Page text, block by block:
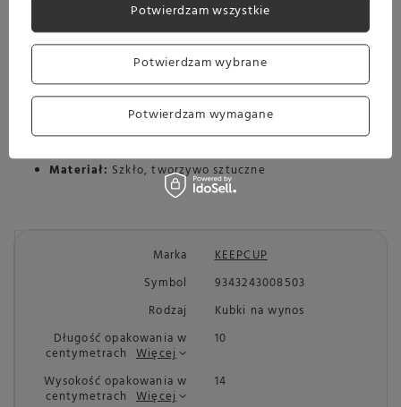
Czarnej opaski
Czarnej pokrywki
Czarnego korka
Materiał: Szkło, tworzywo sztuczne
Marka
KEEPCUP
Symbol
9343243008503
Rodzaj
Kubki na wynos
Długość opakowania w
centymetrach Więcej
10
Wysokość opakowania w
centymetrach Więcej
14
Potwierdzam wybrane
Potwierdzam wymagane
Potwierdzam wszystkie